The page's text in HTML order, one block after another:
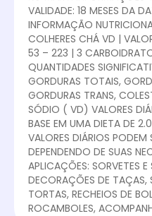
VALIDADE: 18 MESES DA
INFORMAÇÃO
COLHERES CHÁ VD |
53 – 223 | 3
QUANTIDADES
GORDURAS TOTAIS,
GORDURAS TRANS,
SÓDIO ( VD) VALORES
BASE EM UMA DIETA DE
VALORES DIÁRIOS PODEM
DEPENDENDO DE SUAS
APLICAÇÕES: SORVETES E
DECORAÇÕES DE TAÇAS,
TORTAS, RECHEIOS DE
ROCAMBOLES,